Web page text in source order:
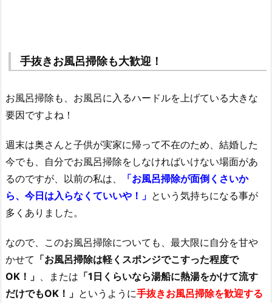
手抜きお風呂掃除も大歓迎！
お風呂掃除も、お風呂に入るハードルを上げている大きな
要因ですよね！
週末は奥さんと子供が実家に帰って不在のため、結婚した
今でも、自分でお風呂掃除をしなければいけない場面があ
るのですが、以前の私は、
「お風呂掃除が面倒くさいか
ら、今日は入らなくていいや！」 という気持ちになる事が
多くありました。
なので、このお風呂掃除についても、最大限に自分を甘や
かせて 「お風呂掃除は軽くスポンジでこすった程度で
OK！」
、または 「1日くらいなら湯船に熱湯をかけて流す
だけでもOK！」 というように手抜きお風呂掃除を歓迎する